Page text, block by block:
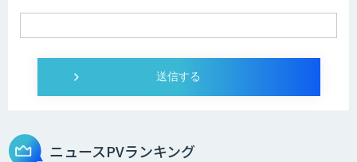
伴走型でAI活用を定着させる「生成AIブ
ニュースPVランキング